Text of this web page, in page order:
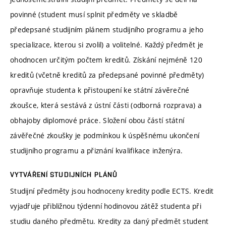
povinné (student musí splnit předměty ve skladbě
předepsané studijním plánem studijního programu a jeho
specializace, kterou si zvolil) a volitelné. Každý předmět je
ohodnocen určitým počtem kreditů. Získání nejméně 120
kreditů (včetně kreditů za předepsané povinné předměty)
opravňuje studenta k přistoupení ke státní závěrečné
zkoušce, která sestává z ústní části (odborná rozprava) a
obhajoby diplomové práce. Složení obou částí státní
závěřečné zkoušky je podmínkou k úspěšnému ukončení
studijního programu a přiznání kvalifikace inženýra.
VYTVÁŘENÍ STUDIJNÍCH PLÁNŮ
Studijní předměty jsou hodnoceny kredity podle ECTS. Kredit
vyjadřuje přibližnou týdenní hodinovou zátěž studenta při
studiu daného předmětu. Kredity za daný předmět student